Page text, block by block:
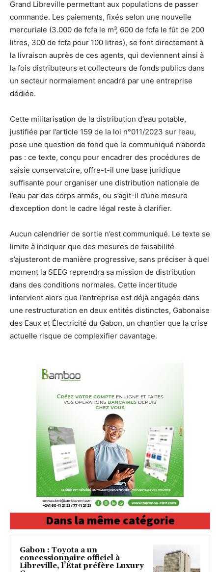
Grand Libreville permettant aux populations de passer
commande. Les paiements, fixés selon une nouvelle
mercuriale (3.000 de fcfa le m³, 600 de fcfa le fût de 200
litres, 300 de fcfa pour 100 litres), se font directement à
la livraison auprès de ces agents, qui deviennent ainsi à
la fois distributeurs et collecteurs de fonds publics dans
un secteur normalement encadré par une entreprise
dédiée.
Cette militarisation de la distribution d’eau potable,
justifiée par l’article 159 de la loi n°011/2023 sur l’eau,
pose une question de fond que le communiqué n’aborde
pas : ce texte, conçu pour encadrer des procédures de
saisie conservatoire, offre-t-il une base juridique
suffisante pour organiser une distribution nationale de
l’eau par des corps armés, ou s’agit-il d’une mesure
d’exception dont le cadre légal reste à clarifier.
Aucun calendrier de sortie n’est communiqué. Le texte se
limite à indiquer que des mesures de faisabilité
s’ajusteront de manière progressive, sans préciser à quel
moment la SEEG reprendra sa mission de distribution
dans des conditions normales. Cette incertitude
intervient alors que l’entreprise est déjà engagée dans
une restructuration en deux entités distinctes, Gabonaise
des Eaux et Électricité du Gabon, un chantier que la crise
actuelle risque de complexifier davantage.
Dans la même catégorie
Gabon : Toyota a un
concessionnaire officiel à
Libreville, l’État préfère Luxury